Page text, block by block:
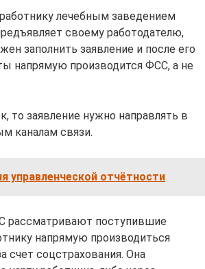
лечебным заведением
своему работодателю,
заполнить заявление и после его
напрямую производится ФСС, а не
то заявление нужно направлять в
каналам связи.
управленческой отчётности
рассматривают поступившие
напрямую производиться
счет соцстрахования. Она